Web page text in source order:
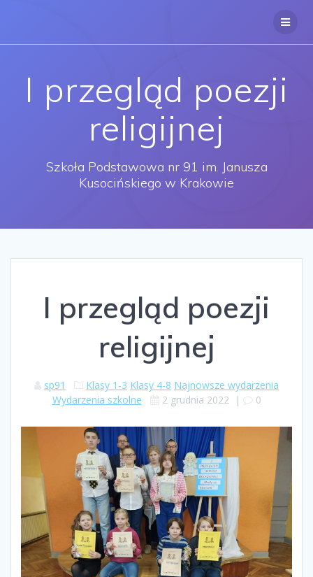
I przegląd poezji
religijnej
Szkoła Podstawowa nr 91 im. Janusza
Kusocińskiego w Krakowie
I przegląd poezji
religijnej
sp91 Klasy 1-3 Klasy 4-8 Najnowsze wydarzenia
Wydarzenia szkolne
2 grudnia 2022 | 0